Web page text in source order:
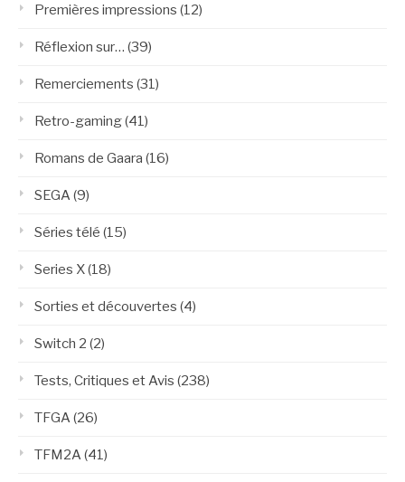
Premières impressions (12)
Réflexion sur… (39)
Remerciements (31)
Retro-gaming(41)
Romans de Gaara (16)
SEGA(9)
Séries télé (15)
Series X(18)
Sorties et découvertes (4)
Switch 2 (2)
Tests, Critiques et Avis (238)
TFGA(26)
TFM2A(41)